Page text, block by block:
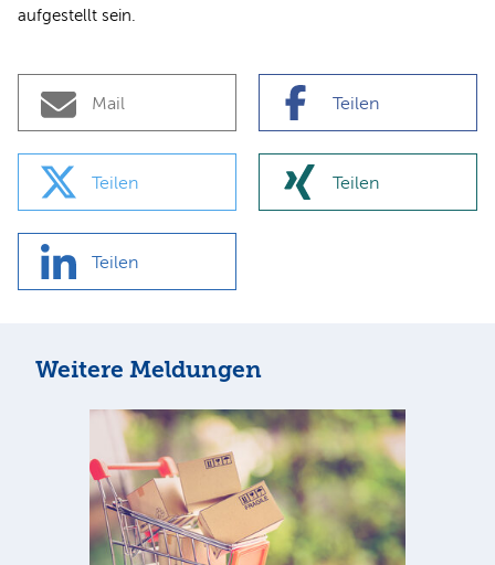
aufgestellt sein.
Mail Teilen
Teilen Teilen
Teilen
Weitere Meldungen